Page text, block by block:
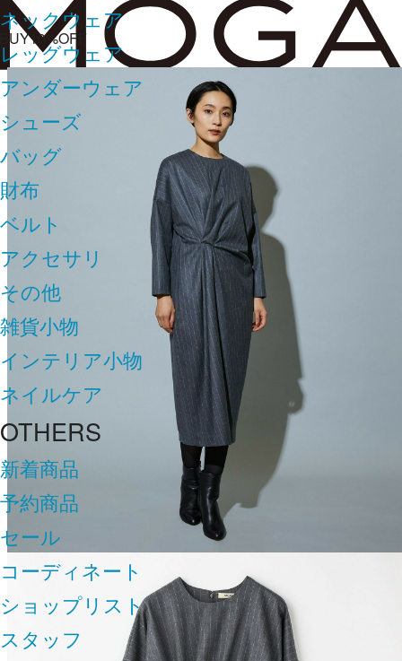
ネックウェア
レッグウェア
アンダーウェア
シューズ
バッグ
財布
ベルト
アクセサリ
その他
雑貨小物
インテリア小物
ネイルケア
OTHERS
新着商品
予約商品
セール
コーディネート
ショップリスト
スタッフ